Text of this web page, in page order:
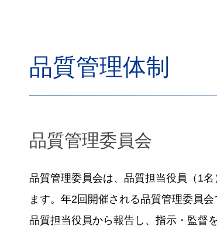
品質管理体制
品質管理委員会
品質管理委員会は、品質担当役員（1
ます。年2回開催される品質管理委員
品質担当役員から報告し、指示・監督